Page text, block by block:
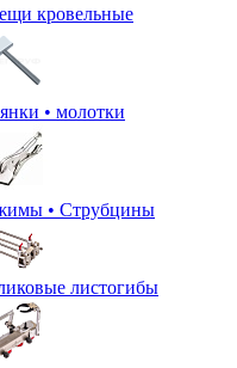
кровельные
• молотки
• Струбцины
листогибы